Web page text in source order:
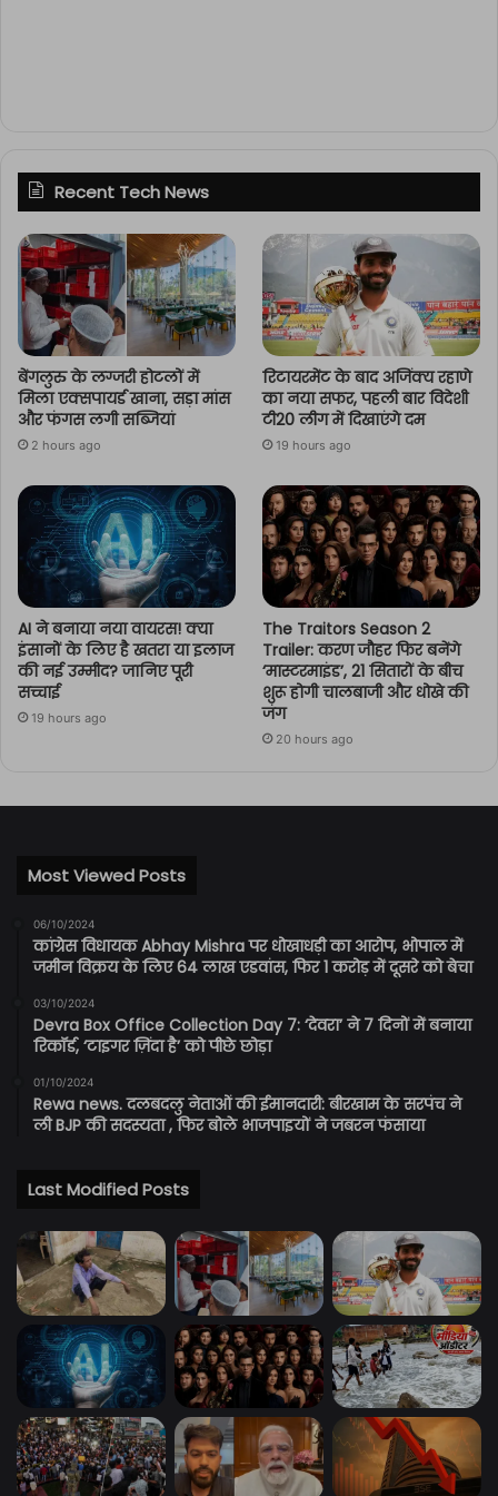
Recent Tech News
बेंगलुरु के लग्जरी होटलों में
मिला एक्सपायर्ड खाना, सड़ा मांस
और फंगस लगी सब्जियां
2 hours ago
रिटायरमेंट के बाद अजिंक्य रहाणे
का नया सफर, पहली बार विदेशी
टी20 लीग में दिखाएंगे दम
19 hours ago
AI ने बनाया नया वायरस! क्या
इंसानों के लिए है खतरा या इलाज
की नई उम्मीद? जानिए पूरी
सच्चाई
19 hours ago
The Traitors Season 2
Trailer: करण जौहर फिर बनेंगे
‘मास्टरमाइंड’, 21 सितारों के बीच
शुरू होगी चालबाजी और धोखे की
जंग
20 hours ago
Most Viewed Posts
06/10/2024
कांग्रेस विधायक Abhay Mishra पर धोखाधड़ी का आरोप, भोपाल में
जमीन विक्रय के लिए 64 लाख एडवांस, फिर 1 करोड़ में दूसरे को बेचा
03/10/2024
Devra Box Office Collection Day 7: ‘देवरा’ ने 7 दिनों में बनाया
रिकॉर्ड, ‘टाइगर ज़िंदा है’ को पीछे छोड़ा
01/10/2024
Rewa news. दलबदलु नेताओं की ईमानदारी: बीरखाम के सरपंच ने
ली BJP की सदस्यता , फिर बोले भाजपाइयों ने जबरन फंसाया
Last Modified Posts